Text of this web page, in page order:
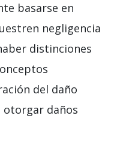
basarse en
negligencia
distinciones
del daño
otorgar daños